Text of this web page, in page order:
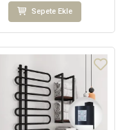
Sepete Ekle